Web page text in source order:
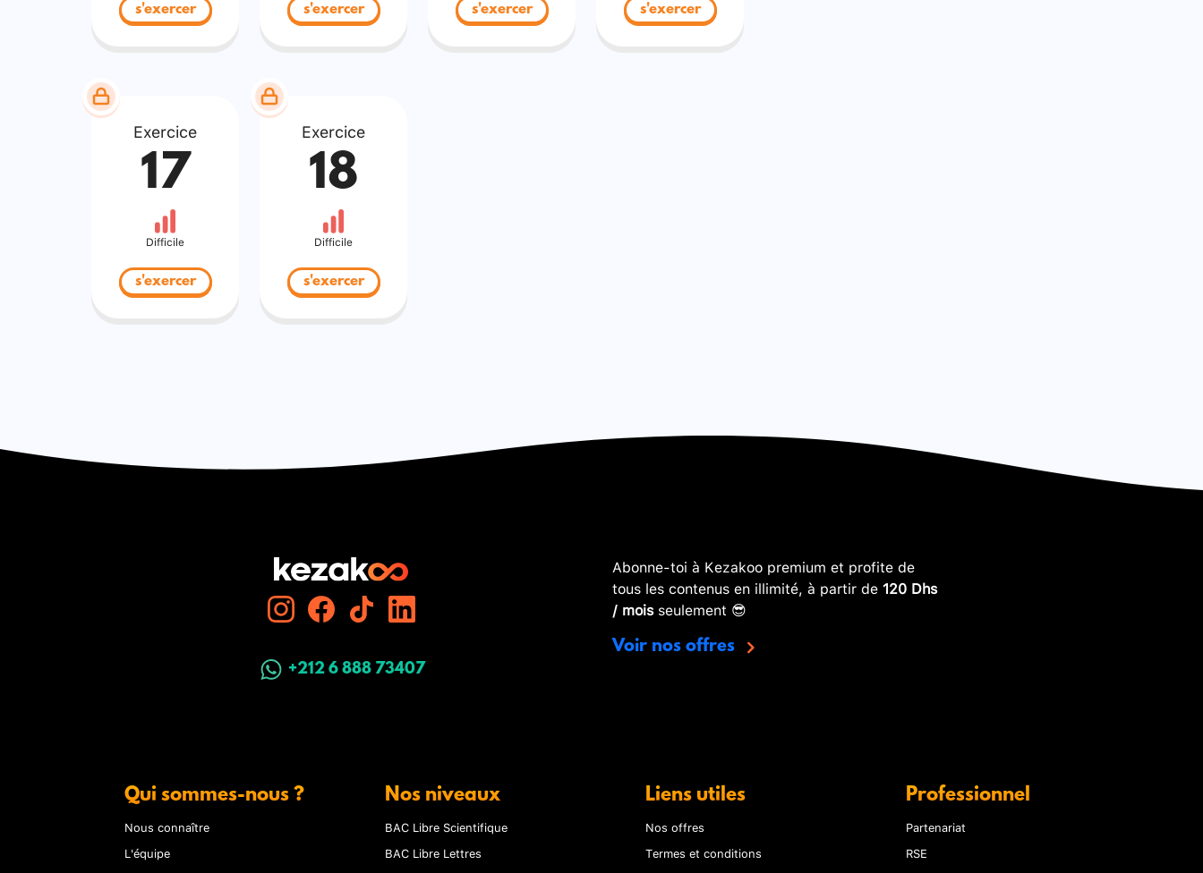
s'exercer s'exercer s'exercer s'exercer
Exercice
17
Difficile
s'exercer
Exercice
18
Difficile
s'exercer
+212 6 888 73407
Abonne-toi à Kezakoo premium et profite de
tous les contenus en illimité, à partir de 120 Dhs
/ moisseulement 😎
Voir nos offres
Qui sommes-nous ?
Nous connaître
L'équipe
Nos niveaux
BAC Libre Scientifique
BAC Libre Lettres
Liens utiles
Nos offres
Termes et conditions
Professionnel
Partenariat
RSE